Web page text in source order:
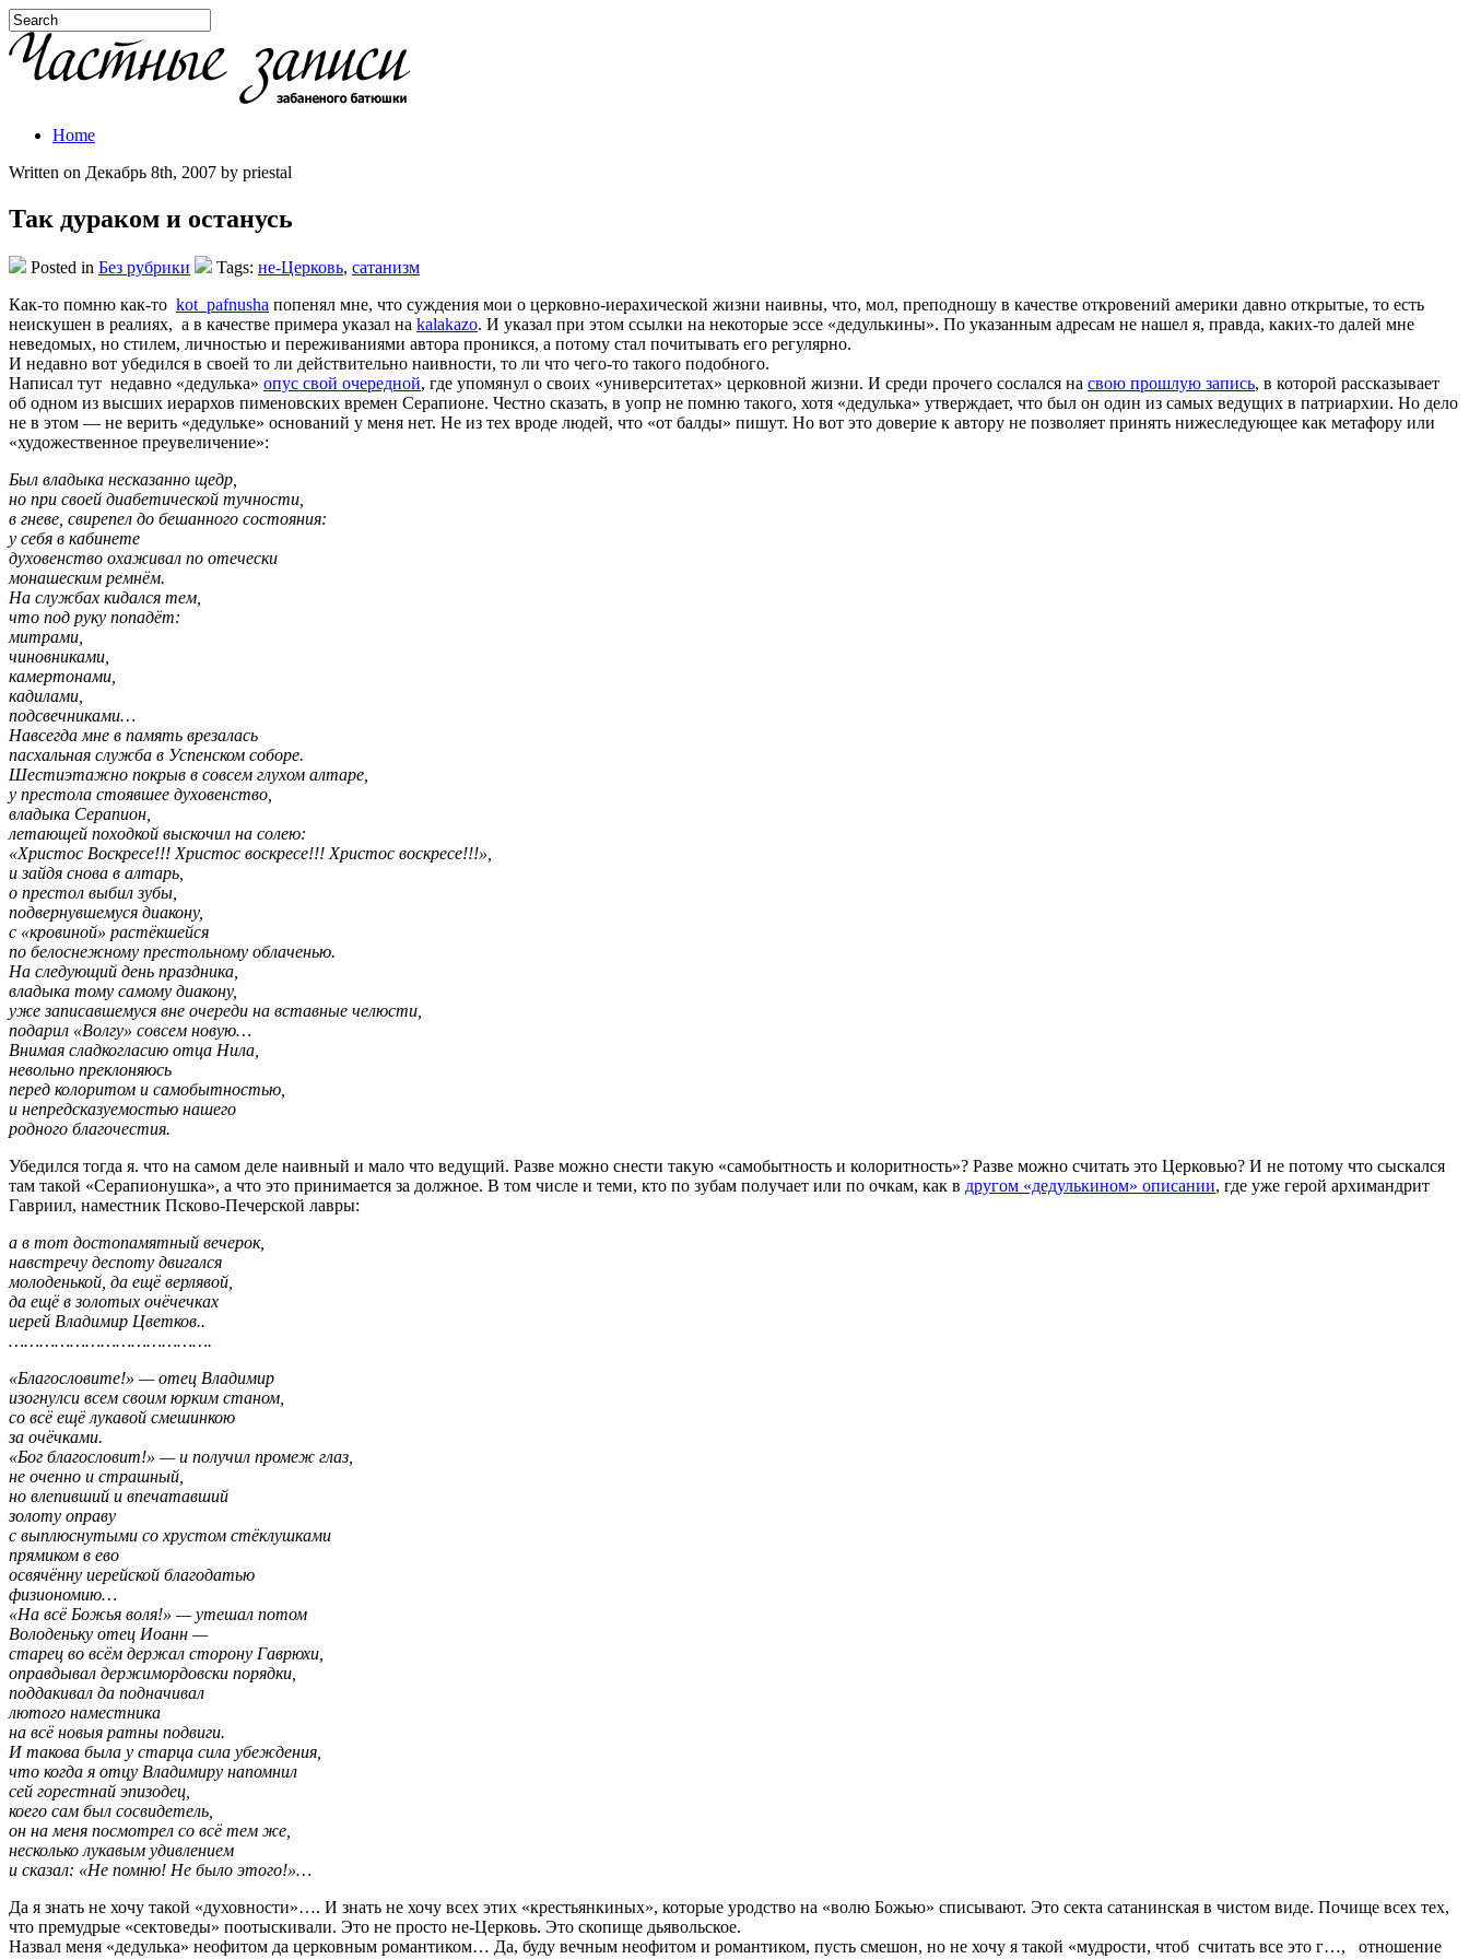
Home
Written on Декабрь 8th, 2007 by priestal
Так дураком и останусь
Posted in Без рубрики Tags: не-Церковь, сатанизм
Как-то помню как-то kot_pafnusha попенял мне, что суждения мои о церковно-иерахической жизни наивны, что, мол, преподношу в качестве откровений америки давно открытые, то есть
неискушен в реалиях, а в качестве примера указал на kalakazo. И указал при этом ссылки на некоторые эссе «дедулькины». По указанным адресам не нашел я, правда, каких-то далей мне
неведомых, но стилем, личностью и переживаниями автора проникся, а потому стал почитывать его регулярно.
И недавно вот убедился в своей то ли действительно наивности, то ли что чего-то такого подобного.
Написал тут недавно «дедулька» опус свой очередной, где упомянул о своих «университетах» церковной жизни. И среди прочего сослался на свою прошлую запись, в которой рассказывает
об одном из высших иерархов пименовских времен Серапионе. Честно сказать, в уопр не помню такого, хотя «дедулька» утверждает, что был он один из самых ведущих в патриархии. Но дело
не в этом — не верить «дедульке» оснований у меня нет. Не из тех вроде людей, что «от балды» пишут. Но вот это доверие к автору не позволяет принять нижеследующее как метафору или
«художественное преувеличение»:
Был владыка несказанно щедр,
но при своей диабетической тучности,
в гневе, свирепел до бешанного состояния:
у себя в кабинете
духовенство охаживал по отечески
монашеским ремнём.
На службах кидался тем,
что под руку попадёт:
митрами,
чиновниками,
камертонами,
кадилами,
подсвечниками…
Навсегда мне в память врезалась
пасхальная служба в Успенском соборе.
Шестиэтажно покрыв в совсем глухом алтаре,
у престола стоявшее духовенство,
владыка Серапион,
летающей походкой выскочил на солею:
«Христос Воскресе!!! Христос воскресе!!! Христос воскресе!!!»,
и зайдя снова в алтарь,
о престол выбил зубы,
подвернувшемуся диакону,
с «кровиной» растёкшейся
по белоснежному престольному облаченью.
На следующий день праздника,
владыка тому самому диакону,
уже записавшемуся вне очереди на вставные челюсти,
подарил «Волгу» совсем новую…
Внимая сладкогласию отца Нила,
невольно преклоняюсь
перед колоритом и самобытностью,
и непредсказуемостью нашего
родного благочестия.
Убедился тогда я. что на самом деле наивный и мало что ведущий. Разве можно снести такую «самобытность и колоритность»? Разве можно считать это Церковью? И не потому что сыскался
там такой «Серапионушка», а что это принимается за должное. В том числе и теми, кто по зубам получает или по очкам, как в другом «дедулькином» описании, где уже герой архимандрит
Гавриил, наместник Псково-Печерской лавры:
а в тот достопамятный вечерок,
навстречу деспоту двигался
молоденькой, да ещё верлявой,
да ещё в золотых очёчечках
иерей Владимир Цветков..
………………………………….
«Благословите!» — отец Владимир
изогнулси всем своим юрким станом,
со всё ещё лукавой смешинкою
за очёчками.
«Бог благословит!» — и получил промеж глаз,
не оченно и страшный,
но влепивший и впечатавший
золоту оправу
с выплюснутыми со хрустом стёклушками
прямиком в ево
освячённу иерейской благодатью
физиономию…
«На всё Божья воля!» — утешал потом
Володеньку отец Иоанн —
старец во всём держал сторону Гаврюхи,
оправдывал держимордовски порядки,
поддакивал да подначивал
лютого наместника
на всё новыя ратны подвиги.
И такова была у старца сила убеждения,
что когда я отцу Владимиру напомнил
сей горестнай эпизодец,
коего сам был сосвидетель,
он на меня посмотрел со всё тем же,
несколько лукавым удивлением
и сказал: «Не помню! Не было этого!»…
Да я знать не хочу такой «духовности»…. И знать не хочу всех этих «крестьянкиных», которые уродство на «волю Божью» списывают. Это секта сатанинская в чистом виде. Почище всех тех,
что премудрые «сектоведы» поотыскивали. Это не просто не-Церковь. Это скопище дьявольское.
Назвал меня «дедулька» неофитом да церковным романтиком… Да, буду вечным неофитом и романтиком, пусть смешон, но не хочу я такой «мудрости, чтоб считать все это г…, отношение